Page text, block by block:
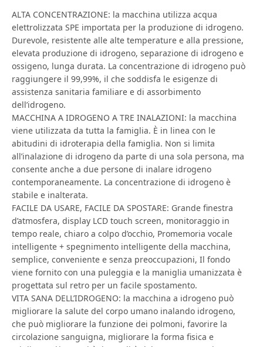
ALTA CONCENTRAZIONE: la macchina utilizza acqua
elettrolizzata SPE importata per la produzione di idrogeno.
Durevole, resistente alle alte temperature e alla pressione,
elevata produzione di idrogeno, separazione di idrogeno e
ossigeno, lunga durata. La concentrazione di idrogeno può
raggiungere il 99,99%, il che soddisfa le esigenze di
assistenza sanitaria familiare e di assorbimento
dell’idrogeno.
MACCHINA A IDROGENO A TRE INALAZIONI: la macchina
viene utilizzata da tutta la famiglia. È in linea con le
abitudini di idroterapia della famiglia. Non si limita
all’inalazione di idrogeno da parte di una sola persona, ma
consente anche a due persone di inalare idrogeno
contemporaneamente. La concentrazione di idrogeno è
stabile e inalterata.
FACILE DA USARE, FACILE DA SPOSTARE: Grande finestra
d’atmosfera, display LCD touch screen, monitoraggio in
tempo reale, chiaro a colpo d’occhio, Promemoria vocale
intelligente + spegnimento intelligente della macchina,
semplice, conveniente e senza preoccupazioni, Il fondo
viene fornito con una puleggia e la maniglia umanizzata è
progettata sul retro per un facile spostamento.
VITA SANA DELL’IDROGENO: la macchina a idrogeno può
migliorare la salute del corpo umano inalando idrogeno,
che può migliorare la funzione dei polmoni, favorire la
circolazione sanguigna, migliorare la forma fisica e